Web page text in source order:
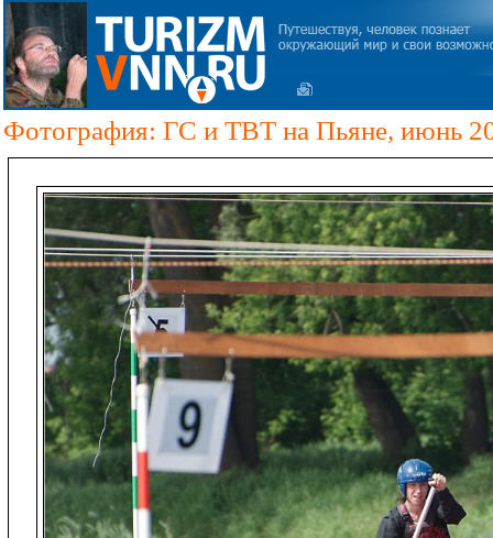
Фотография: ГС и ТВТ на Пьяне, июнь